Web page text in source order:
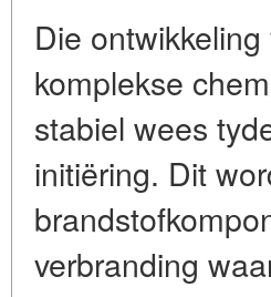
Die
komplekse
stabiel wees
initiëring. Dit
verbranding